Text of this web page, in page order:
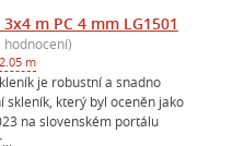
m PC 4 mm LG1501
hodnocení)
2.05 m
je robustní a snadno
skleník, který byl oceněn jako
na slovenském portálu